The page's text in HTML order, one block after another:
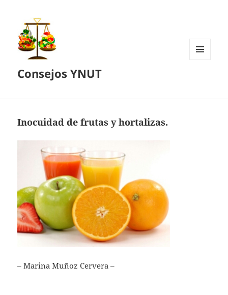
Consejos YNUT
Inocuidad de frutas y hortalizas.
– Marina Muñoz Cervera –